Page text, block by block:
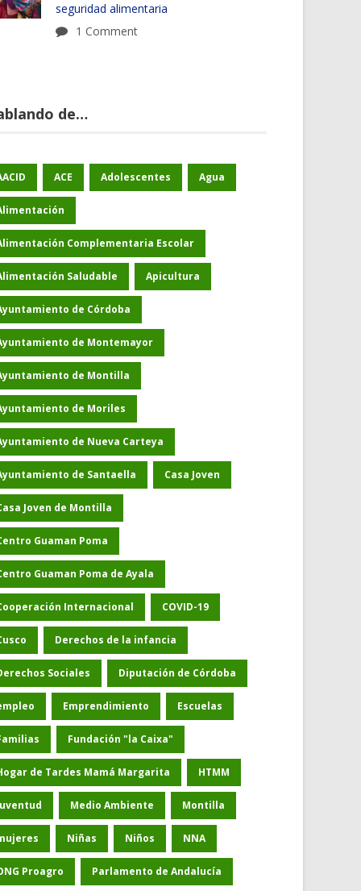
seguridad alimentaria
1 Comment
de…
ACE Adolescentes Agua
Complementaria Escolar
Saludable Apicultura
de Córdoba
de Montemayor
de Montilla
de Moriles
de Nueva Carteya
de Santaella Casa Joven
Joven de Montilla
Guaman Poma
Guaman Poma de Ayala
Internacional COVID-19
Derechos de la infancia
Sociales Diputación de Córdoba
Emprendimiento Escuelas
Fundación "la Caixa"
de Tardes Mamá Margarita HTMM
Medio Ambiente Montilla
Niñas Niños NNA
Proagro Parlamento de Andalucía